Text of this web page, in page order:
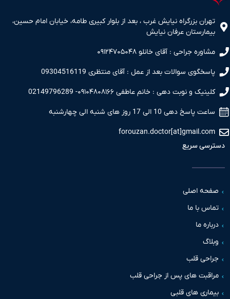
بزرگراه نیایش غرب ، بعد از بلوار کبیری طامه، خیابان امام حسین،
عرفان نیایش
جراحی : آقای خانلو ۰۹۱۲۴۷۰۵۰۴۸
سوالات بعد از عمل : آقای منتظری 09304516119
و نوبت دهی : خانم عاطفی ۰۹۱۰۴۸۰۸۱۶۶- 02149796289
دهی 10 الی 17 روز های شنبه الی چهارشنبه
سریع
اصلی
با ما
ما
قلب
های پس از جراحی قلب
های قلبی